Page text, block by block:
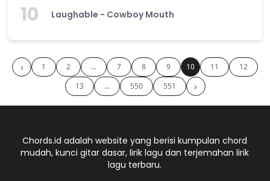
10 Laughable - Cowboy Mouth
‹ 1 2 ... 7 8 9 10 11
12
13
... 550 551 ›
Chords.id adalah website yang berisi kumpulan chord
mudah, kunci gitar dasar, lirik lagu dan terjemahan lirik
lagu terbaru.